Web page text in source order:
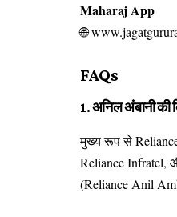
Maharaj App
🌐
FAQs
1. अनिल अंबानी की
मुख्य रूप से
Reliance Infratel,
(Reliance Anil